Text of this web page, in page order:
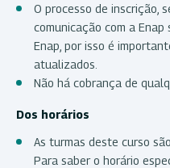
O processo de inscrição,
comunicação com a
Enap, por isso é
atualizados.
Não há cobrança de
Dos horários
As turmas deste curso
Para saber o horário